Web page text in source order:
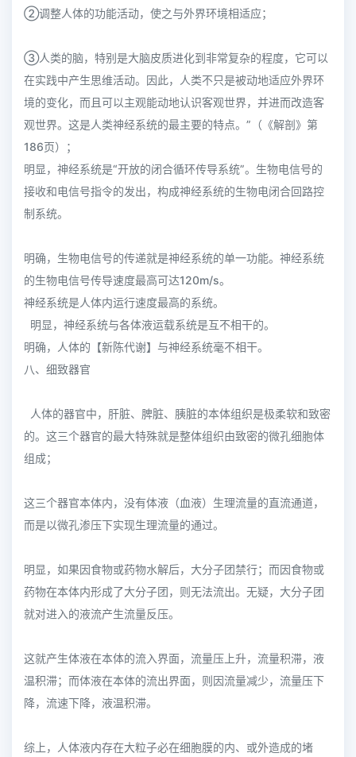
②调整人体的功能活动，使之与外界环境相适应；
③人类的脑，特别是大脑皮质进化到非常复杂的程度，它可以
在实践中产生思维活动。因此，人类不只是被动地适应外界环
境的变化，而且可以主观能动地认识客观世界，并进而改造客
观世界。这是人类神经系统的最主要的特点。”（《解剖》第
186页）；
明显，神经系统是“开放的闭合循环传导系统”。生物电信号的
接收和电信号指令的发出，构成神经系统的生物电闭合回路控
制系统。
明确，生物电信号的传递就是神经系统的单一功能。神经系统
的生物电信号传导速度最高可达120m/s。
神经系统是人体内运行速度最高的系统。
明显，神经系统与各体液运载系统是互不相干的。
明确，人体的【新陈代谢】与神经系统毫不相干。
八、细致器官
人体的器官中，肝脏、脾脏、胰脏的本体组织是极柔软和致密
的。这三个器官的最大特殊就是整体组织由致密的微孔细胞体
组成；
这三个器官本体内，没有体液（血液）生理流量的直流通道，
而是以微孔渗压下实现生理流量的通过。
明显，如果因食物或药物水解后，大分子团禁行；而因食物或
药物在本体内形成了大分子团，则无法流出。无疑，大分子团
就对进入的液流产生流量反压。
这就产生体液在本体的流入界面，流量压上升，流量积滞，液
温积滞；而体液在本体的流出界面，则因流量减少，流量压下
降，流速下降，液温积滞。
综上，人体液内存在大粒子必在细胞膜的内、或外造成的堵